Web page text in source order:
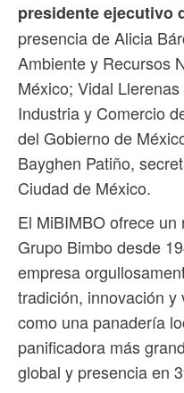
presidente ejecutivo
presencia de Alicia
Ambiente y Recursos
México; Vidal
Industria y Comercio
del Gobierno de
Bayghen Patiño,
Ciudad de México.
El MiBIMBO ofrece
Grupo Bimbo desde
empresa
tradición, innovación
como una panadería
panificadora más
global y presencia en